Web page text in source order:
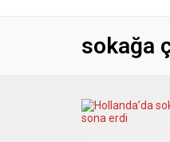
sokağa